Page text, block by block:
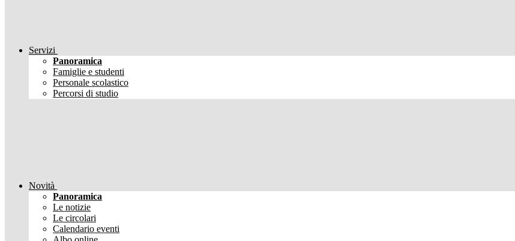
Servizi
Panoramica
Famiglie e studenti
Personale scolastico
Percorsi di studio
Novità
Panoramica
Le notizie
Le circolari
Calendario eventi